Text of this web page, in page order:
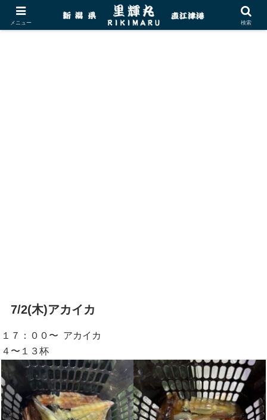
7/2(木)アカイカ
１７：００〜 アカイカ
４〜１３杯
メニュー 検索